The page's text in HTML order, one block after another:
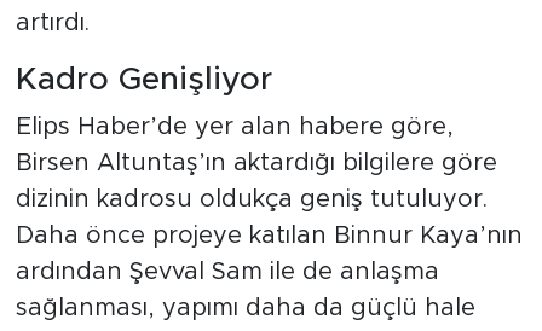
artırdı.
Kadro Genişliyor
Elips Haber’de yer alan habere göre,
Birsen Altuntaş’ın aktardığı bilgilere göre
dizinin kadrosu oldukça geniş tutuluyor.
Daha önce projeye katılan Binnur Kaya’nın
ardından Şevval Sam ile de anlaşma
sağlanması, yapımı daha da güçlü hale